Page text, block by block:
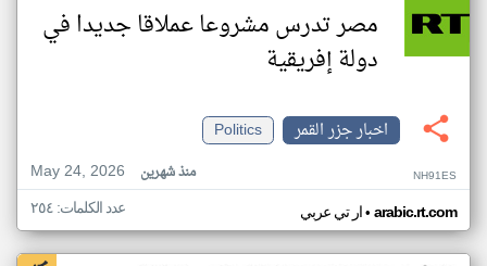
مصر تدرس مشروعا عملاقا جديدا في
دولة إفريقية
اخبار جزر القمر
Politics
May 24, 2026
منذ شهرين NH91ES
ار تي عربي• arabic.rt.com عدد الكلمات: ٢٥٤